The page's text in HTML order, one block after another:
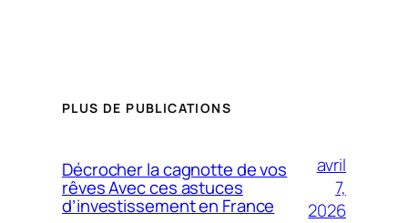
PLUS DE PUBLICATIONS
Décrocher la cagnotte de vos
rêves Avec ces astuces
d’investissement en France
avril
7,
2026